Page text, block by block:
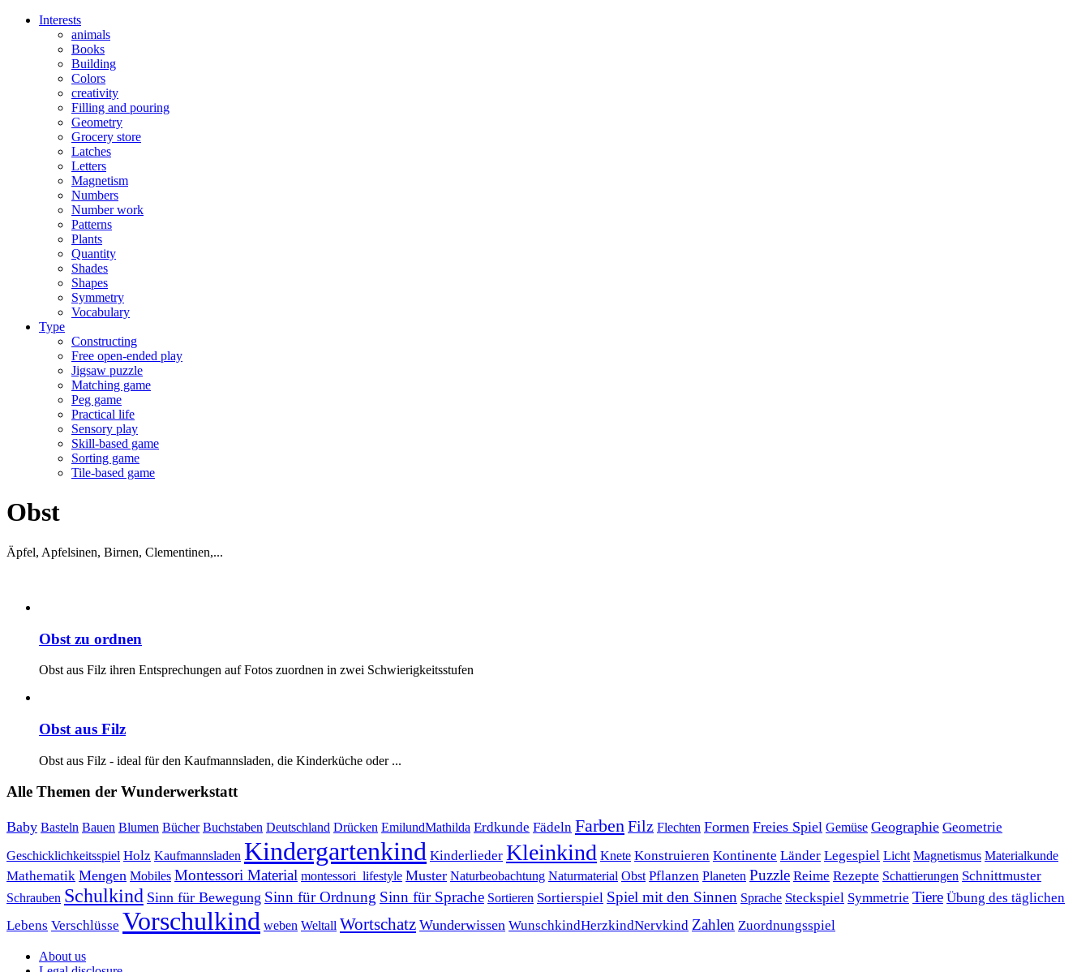
Interests
animals
Books
Building
Colors
creativity
Filling and pouring
Geometry
Grocery store
Latches
Letters
Magnetism
Numbers
Number work
Patterns
Plants
Quantity
Shades
Shapes
Symmetry
Vocabulary
Type
Constructing
Free open-ended play
Jigsaw puzzle
Matching game
Peg game
Practical life
Sensory play
Skill-based game
Sorting game
Tile-based game
Obst
Äpfel, Apfelsinen, Birnen, Clementinen,...
Obst zu ordnen
Obst aus Filz ihren Entsprechungen auf Fotos zuordnen in zwei Schwierigkeitsstufen
Obst aus Filz
Obst aus Filz - ideal für den Kaufmannsladen, die Kinderküche oder ...
Alle Themen der Wunderwerkstatt
Baby Basteln Bauen Blumen Bücher Buchstaben Deutschland Drücken EmilundMathilda Erdkunde Fädeln FarbenFilz Flechten Formen Freies Spiel Gemüse Geographie Geometrie
Geschicklichkeitsspiel Holz Kaufmannsladen Kindergartenkind Kinderlieder Kleinkind Knete Konstruieren Kontinente Länder Legespiel Licht Magnetismus Materialkunde
Mathematik Mengen Mobiles Montessori Material montessori_lifestyle Muster Naturbeobachtung Naturmaterial Obst Pflanzen Planeten Puzzle Reime Rezepte Schattierungen Schnittmuster
Schrauben Schulkind Sinn für Bewegung Sinn für Ordnung Sinn für Sprache Sortieren Sortierspiel Spiel mit den Sinnen Sprache Steckspiel Symmetrie Tiere Übung des täglichen
Lebens Verschlüsse Vorschulkind weben Weltall Wortschatz Wunderwissen WunschkindHerzkindNervkind Zahlen Zuordnungsspiel
About us